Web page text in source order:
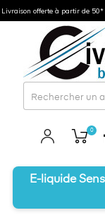
0
E-liquide
Livraison offerte à partir de